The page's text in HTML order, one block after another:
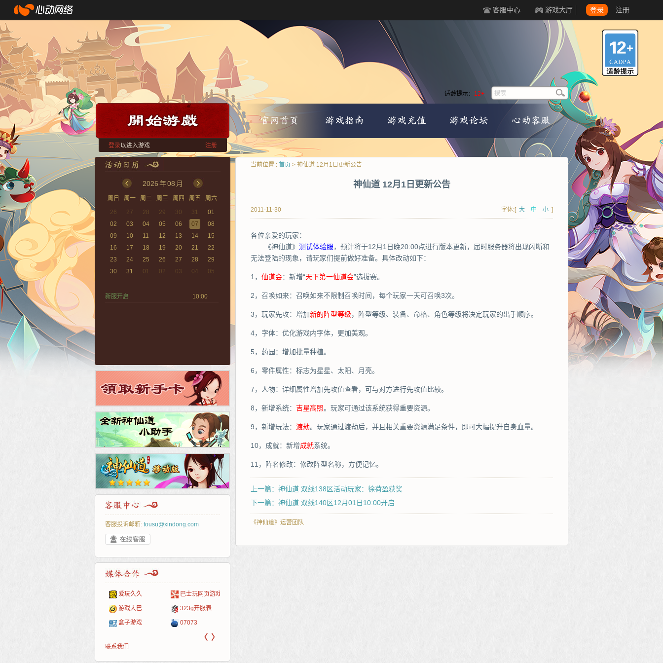
客服中心 游戏大厅 登录 注册
登录以进入游戏 注册
适龄提示： 12+
2026年08 月
周日 周一 周二 周三 周四 周五
周六
26
27 28 29 30 31
01
02
03 04 05 06 07
08
09
10 11 12 13 14
15
16
17 18 19 20 21
22
23
24 25 26 27 28
29
30
31 01 02 03 04 05
新服开启 10:00
客服投诉邮箱: tousu@xindong.com
爱玩久久 巴士玩网页游戏
游戏大巴 323g开服表
盒子游戏 07073
〈 〉
联系我们
当前位置 : 首页 > 神仙道 12月1日更新公告
神仙道 12月1日更新公告
2011-11-30 字体:[ 大 中 小 ]
各位亲爱的玩家：
《神仙道》 测试体验服，预计将于12月1日晚20:00点进行版本更新，届时服务器将出现闪断和
无法登陆的现象，请玩家们提前做好准备。具体改动如下：
1， 仙道会：新增“天下第一仙道会”选拔赛。
2，召唤如来：召唤如来不限制召唤时间，每个玩家一天可召唤3次。
3，玩家先攻：增加新的阵型等级，阵型等级、装备、命格、角色等级将决定玩家的出手顺序。
4，字体：优化游戏内字体，更加美观。
5，药园：增加批量种植。
6，零件属性：标志为星星、太阳、月亮。
7，人物：详细属性增加先攻值查看，可与对方进行先攻值比较。
8，新增系统： 吉星高照。玩家可通过该系统获得重要资源。
9，新增玩法： 渡劫。玩家通过渡劫后，并且相关重要资源满足条件，即可大幅提升自身血量。
10，成就：新增成就系统。
11，阵名修改：修改阵型名称，方便记忆。
上一篇：神仙道 双线138区活动玩家：徐荷盈获奖
下一篇：神仙道 双线140区12月01日10:00开启
《神仙道》运营团队